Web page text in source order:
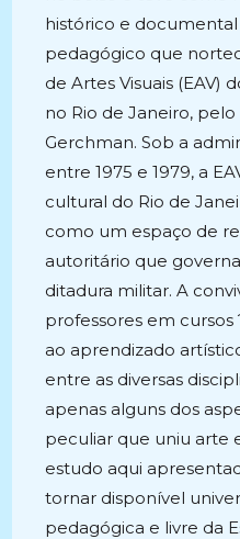
histórico e
pedagógico que
de Artes Visuais (EAV)
no Rio de Janeiro,
Gerchman. Sob a
entre 1975 e 1979, a
cultural do Rio de
como um espaço de
autoritário que
ditadura militar. A
professores em cursos
ao aprendizado
entre as diversas
apenas alguns dos
peculiar que uniu arte
estudo aqui
tornar disponível
pedagógica e livre da